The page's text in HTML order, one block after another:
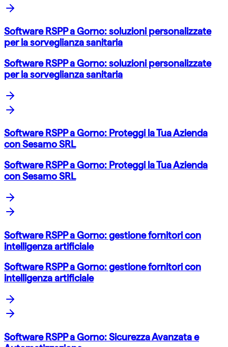
Software RSPP a Gorno: soluzioni personalizzate
per la sorveglianza sanitaria
Software RSPP a Gorno: soluzioni personalizzate
per la sorveglianza sanitaria
Software RSPP a Gorno: Proteggi la Tua Azienda
con Sesamo SRL
Software RSPP a Gorno: Proteggi la Tua Azienda
con Sesamo SRL
Software RSPP a Gorno: gestione fornitori con
intelligenza artificiale
Software RSPP a Gorno: gestione fornitori con
intelligenza artificiale
Software RSPP a Gorno: Sicurezza Avanzata e